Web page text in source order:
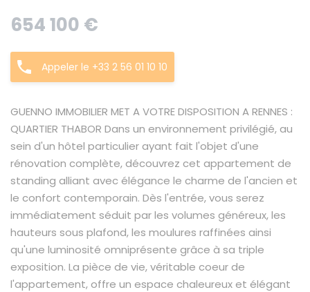
654 100 €
Appeler le +33 2 56 01 10 10
GUENNO IMMOBILIER MET A VOTRE DISPOSITION A RENNES :
QUARTIER THABOR Dans un environnement privilégié, au
sein d'un hôtel particulier ayant fait l'objet d'une
rénovation complète, découvrez cet appartement de
standing alliant avec élégance le charme de l'ancien et
le confort contemporain. Dès l'entrée, vous serez
immédiatement séduit par les volumes généreux, les
hauteurs sous plafond, les moulures raffinées ainsi
qu'une luminosité omniprésente grâce à sa triple
exposition. La pièce de vie, véritable coeur de
l'appartement, offre un espace chaleureux et élégant